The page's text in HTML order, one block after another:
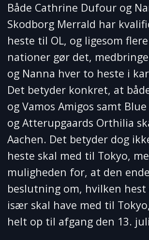
Både Cathrine Dufour og
Skodborg Merrald har
heste til OL, og ligesom
nationer gør det,
og Nanna hver to heste i
Det betyder konkret, at
og Vamos Amigos samt
og Atterupgaards Orthilia
Aachen. Det betyder dog
heste skal med til Tokyo,
muligheden for, at den
beslutning om, hvilken hest
især skal have med til
helt op til afgang den 13.